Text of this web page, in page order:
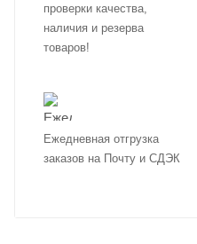
проверки качества,
наличия и резерва
товаров!
Ежедневная отгрузка
заказов на Почту и СДЭК